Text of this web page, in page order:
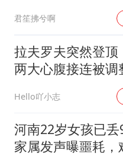
君笙拂兮啊
拉夫罗夫突然登顶
两大心腹接连被调
Hello吖小志
河南22岁女孩已丢
家属发声曝噩耗，